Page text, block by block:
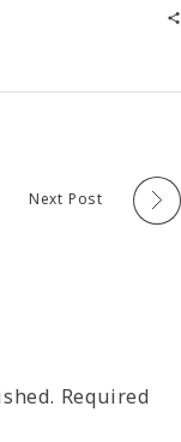
Next Post
Required